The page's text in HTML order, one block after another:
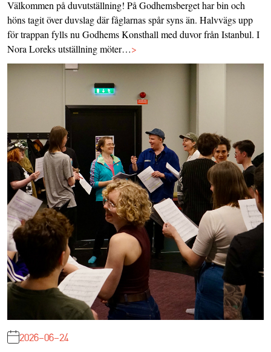
Välkommen på duvutställning! På Godhemsberget har bin och
höns tagit över duvslag där fåglarnas spår syns än. Halvvägs upp
för trappan fylls nu Godhems Konsthall med duvor från Istanbul. I
Nora Loreks utställning möter…>
2026-06-24